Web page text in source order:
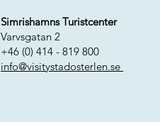
Simrishamns Turistcenter
Varvsgatan 2
+46 (0) 414 - 819 800
info@visitystadosterlen.se